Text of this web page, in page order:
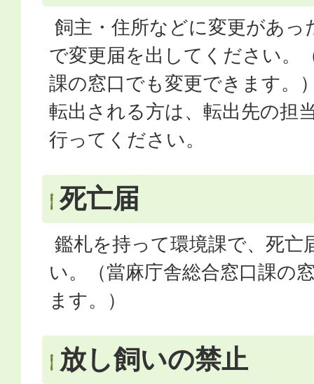
飼主・住所などに変更があっ
で変更届を出してください。
課の窓口でも変更できます。
転出される方は、転出先の担
行ってください。
死亡届
鑑札を持って環境課で、死亡
い。（當麻庁舎総合窓口課の
ます。）
放し飼いの禁止